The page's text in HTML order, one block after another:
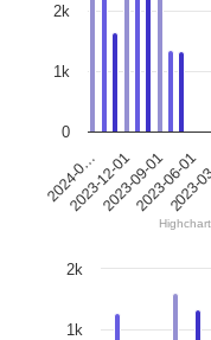
2024-0…
2023-12-012023-09-012023-06-01
0
1k
2k
1k
2k